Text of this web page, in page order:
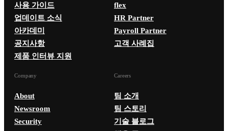
사용 가이드
업데이트 소식
아카데미
공지사항
제품 인터뷰 지원
flex
HR Partner
Payroll Partner
고객 사례집
Company
About
Newsroom
Security
Careers
팀 소개
팀 스토리
기술 블로그